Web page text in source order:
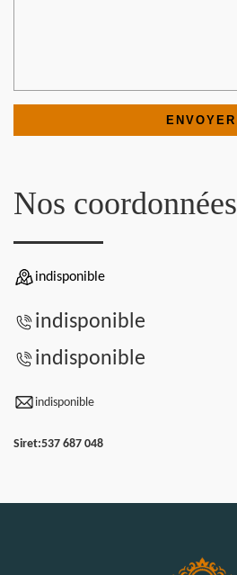
Nos coordonnées
indisponible
indisponible
indisponible
indisponible
Siret:537 687 048